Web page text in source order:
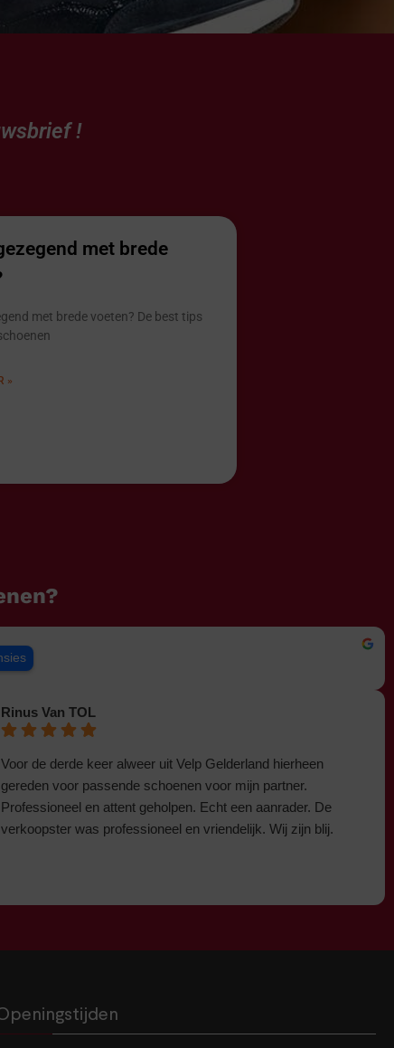
!
met brede
met brede voeten? De best tips
»
Rinus Van TOL
Voor de derde keer alweer uit Velp Gelderland hierheen
gereden voor passende schoenen voor mijn partner.
Professioneel en attent geholpen. Echt een aanrader. De
verkoopster was professioneel en vriendelijk. Wij zijn blij.